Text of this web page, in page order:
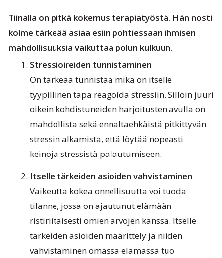
Tiinalla on pitkä kokemus terapiatyöstä. Hän nosti
kolme tärkeää asiaa esiin pohtiessaan ihmisen
mahdollisuuksia vaikuttaa polun kulkuun.
Stressioireiden tunnistaminen
On tärkeää tunnistaa mikä on itselle
tyypillinen tapa reagoida stressiin. Silloin juuri
oikein kohdistuneiden harjoitusten avulla on
mahdollista sekä ennaltaehkäistä pitkittyvän
stressin alkamista, että löytää nopeasti
keinoja stressistä palautumiseen.
Itselle tärkeiden asioiden vahvistaminen
Vaikeutta kokea onnellisuutta voi tuoda
tilanne, jossa on ajautunut elämään
ristiriitaisesti omien arvojen kanssa. Itselle
tärkeiden asioiden määrittely ja niiden
vahvistaminen omassa elämässä tuo